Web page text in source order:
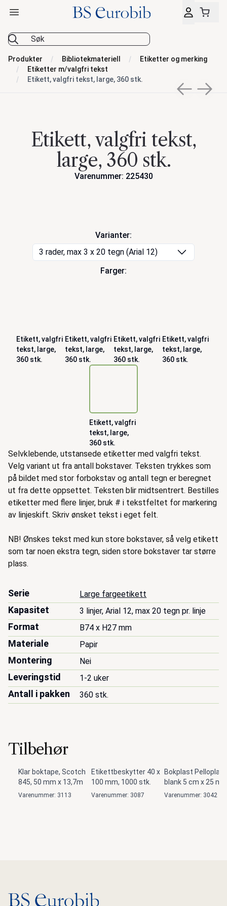
BS Eurobib
Åpne hovedmeny
Produkter Bibliotekmateriell
Etiketter og merking
Etiketter m/valgfri tekst
Etikett, valgfri tekst, large, 360 stk.
Previous
Next
Etikett, valgfri tekst,
large, 360 stk.
Varenummer: 225430
Varianter:
3 rader, max 3 x 20 tegn (Arial 12)
Farger:
Etikett, valgfri
tekst, large,
360 stk.
Etikett, valgfri
tekst, large,
360 stk.
Etikett, valgfri
tekst, large,
360 stk.
Etikett, valgfri
tekst, large,
360 stk.
Etikett, valgfri
tekst, large,
360 stk.
Beskrivelse
Selvklebende, utstansede etiketter med valgfri tekst.
Velg variant ut fra antall bokstaver. Teksten trykkes som
på bildet med stor forbokstav og antall tegn er beregnet
ut fra dette oppsettet. Teksten blir midtsentrert. Bestilles
etiketter med flere linjer, bruk # i tekstfeltet for markering
av linjeskift. Skriv ønsket tekst i eget felt.
NB! Ønskes tekst med kun store bokstaver, så velg etikett
som tar noen ekstra tegn, siden store bokstaver tar større
plass.
Serie Large fargeetikett
Kapasitet 3 linjer, Arial 12, max 20 tegn pr. linje
Format B74 x H27 mm
Materiale Papir
Montering Nei
Leveringstid 1-2 uker
Antall i pakken 360 stk.
Tilbehør
Klar boktape, Scotch
845, 50 mm x 13,7m
Varenummer: 3113
Etikettbeskytter 40 x
100 mm, 1000 stk.
Varenummer: 3087
Bokplast
blank 5 cm x 25 m
Varenummer: 3042
Gå til hovedsiden